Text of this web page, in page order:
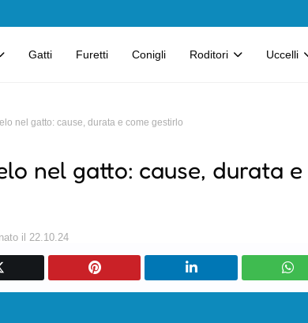
Gatti Furetti Conigli Roditori Uccelli
nel gatto: cause, durata e come gestirlo
nel gatto: cause, durata e
il 22.10.24